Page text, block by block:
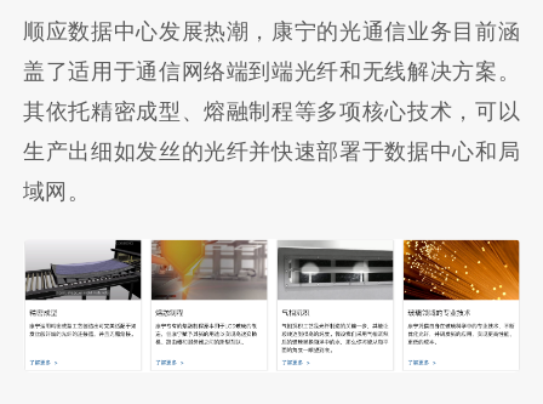
顺应数据中心发展热潮，康宁的光通信业务目前涵
盖了适用于通信网络端到端光纤和无线解决方案。
其依托精密成型、熔融制程等多项核心技术，可以
生产出细如发丝的光纤并快速部署于数据中心和局
域网。